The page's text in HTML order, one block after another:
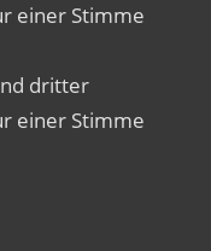
einer Stimme
dritter
einer Stimme